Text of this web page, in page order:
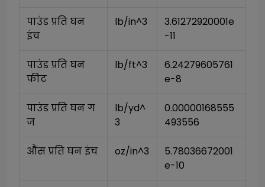
पाउंड प्रति घन
इंच
lb/in^3
3.61272920001e
-11
पाउंड प्रति घन
फीट
lb/ft^3
6.24279605761
e-8
पाउंड प्रति घन ग
ज
lb/yd^
3
0.00000168555
493556
औंस प्रति घन इंच oz/in^3
5.78036672001
e-10